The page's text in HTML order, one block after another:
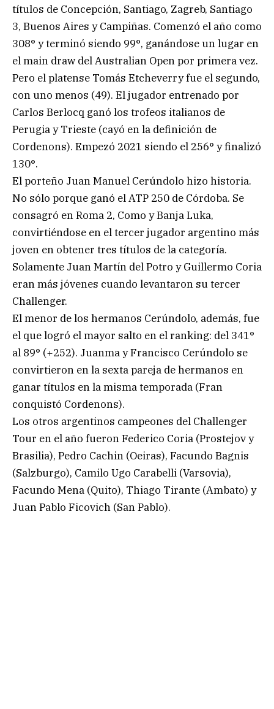
títulos de Concepción, Santiago, Zagreb, Santiago
3, Buenos Aires y Campiñas. Comenzó el año como
308° y terminó siendo 99°, ganándose un lugar en
el main draw del Australian Open por primera vez.
Pero el platense Tomás Etcheverry fue el segundo,
con uno menos (49). El jugador entrenado por
Carlos Berlocq ganó los trofeos italianos de
Perugia y Trieste (cayó en la definición de
Cordenons). Empezó 2021 siendo el 256° y finalizó
130°.
El porteño Juan Manuel Cerúndolo hizo historia.
No sólo porque ganó el ATP 250 de Córdoba. Se
consagró en Roma 2, Como y Banja Luka,
convirtiéndose en el tercer jugador argentino más
joven en obtener tres títulos de la categoría.
Solamente Juan Martín del Potro y Guillermo Coria
eran más jóvenes cuando levantaron su tercer
Challenger.
El menor de los hermanos Cerúndolo, además, fue
el que logró el mayor salto en el ranking: del 341°
al 89° (+252). Juanma y Francisco Cerúndolo se
convirtieron en la sexta pareja de hermanos en
ganar títulos en la misma temporada (Fran
conquistó Cordenons).
Los otros argentinos campeones del Challenger
Tour en el año fueron Federico Coria (Prostejov y
Brasilia), Pedro Cachin (Oeiras), Facundo Bagnis
(Salzburgo), Camilo Ugo Carabelli (Varsovia),
Facundo Mena (Quito), Thiago Tirante (Ambato) y
Juan Pablo Ficovich (San Pablo).